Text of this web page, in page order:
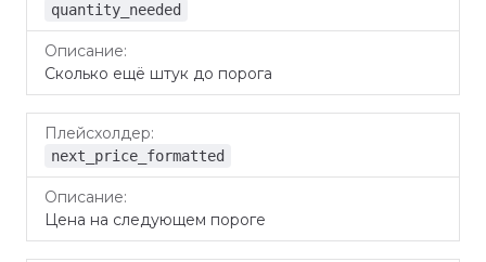
quantity_needed
Сколько ещё штук до порога
next_price_formatted
Цена на следующем пороге